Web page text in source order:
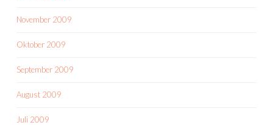
November 2009
Oktober 2009
September 2009
August 2009
Juli 2009